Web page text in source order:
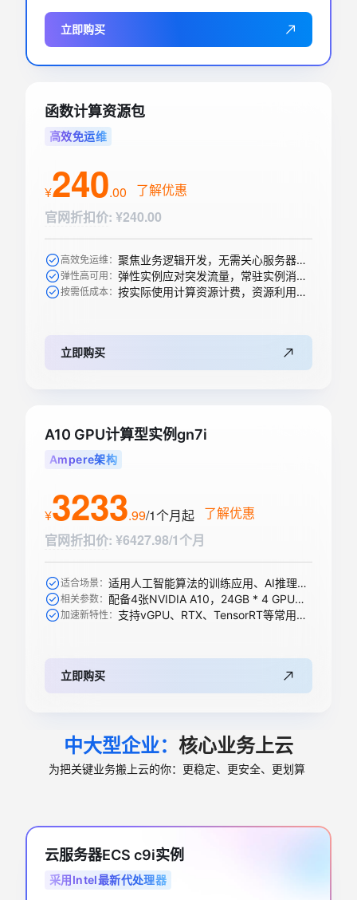
立即购买
函数计算资源包
高效免运维
¥240.00
了解优惠
官网折扣价: ¥240.00
高效免运维： 聚焦业务逻辑开发，无需关心服务器购买等运维操作
弹性高可用： 弹性实例应对突发流量，常驻实例消除冷启动
按需低成本： 按实际使用计算资源计费，资源利用率高
立即购买
A10 GPU计算型实例gn7i
Ampere架构
¥3233.99/1个月起 了解优惠
官网折扣价: ¥6427.98/1个月
适合场景： 适用人工智能算法的训练应用、AI推理、科学计算等
相关参数： 配备4张NVIDIA A10，24GB * 4 GPU显存
加速新特性： 支持vGPU、RTX、TensorRT等常用加速功能
立即购买
中大型企业： 核心业务上云
为把关键业务搬上云的你：更稳定、更安全、更划算
云服务器ECS c9i实例
采用Intel最新代处理器